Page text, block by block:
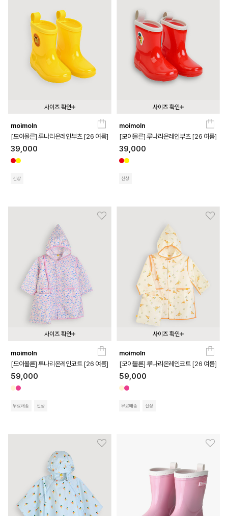
사이즈 확인
moimoln
[모이몰른] 루나리온레인부츠 [26 여름]
39,000
신상
사이즈 확인
moimoln
[모이몰른] 루나리온레인부츠 [26 여름]
39,000
신상
사이즈 확인
moimoln
[모이몰른] 루나리온레인코트 [26 여름]
59,000
무료배송 신상
사이즈 확인
moimoln
[모이몰른] 루나리온레인코트 [26 여름]
59,000
무료배송 신상